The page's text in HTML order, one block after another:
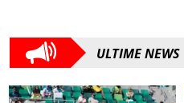
ULTIME NEWS